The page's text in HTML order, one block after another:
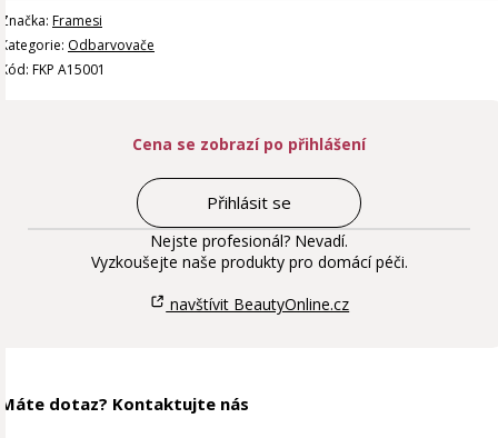
Značka: Framesi
Kategorie: Odbarvovače
Kód: FKP A15001
Cena se zobrazí po přihlášení
Přihlásit se
Nejste profesionál? Nevadí.
Vyzkoušejte naše produkty pro domácí péči.
navštívit BeautyOnline.cz
Máte dotaz? Kontaktujte nás